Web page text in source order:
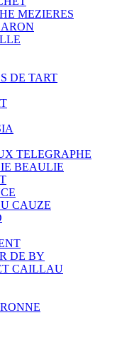
MEZIERES
DE TART
TELEGRAPHE
BEAULIE
CAUZE
DE BY
CAILLAU